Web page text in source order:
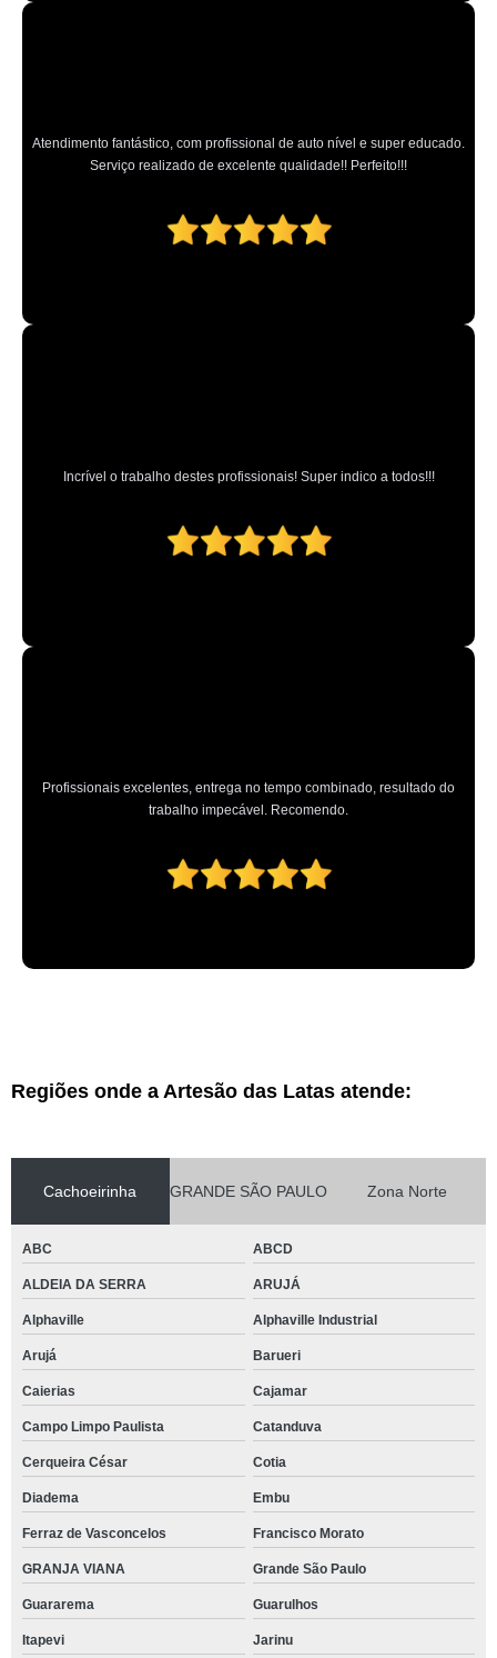
Atendimento fantástico, com profissional de auto nível e super educado.
Serviço realizado de excelente qualidade!! Perfeito!!!
Incrível o trabalho destes profissionais! Super indico a todos!!!
Profissionais excelentes, entrega no tempo combinado, resultado do
trabalho impecável. Recomendo.
Regiões onde a Artesão das Latas atende:
Cachoeirinha GRANDE SÃO PAULO Zona Norte
ABC ABCD
ALDEIA DA SERRA ARUJÁ
Alphaville Alphaville Industrial
Arujá Barueri
Caierias Cajamar
Campo Limpo Paulista Catanduva
Cerqueira César Cotia
Diadema Embu
Ferraz de Vasconcelos Francisco Morato
GRANJA VIANA Grande São Paulo
Guararema Guarulhos
Itapevi Jarinu